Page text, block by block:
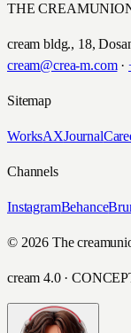
THE CREAMUNION
cream bldg., 18,
cream@crea-m.com·
Sitemap
WorksAXJournal
Channels
InstagramBehance
© 2026 The
cream 4.0 ·